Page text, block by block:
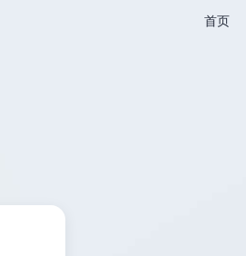
首页